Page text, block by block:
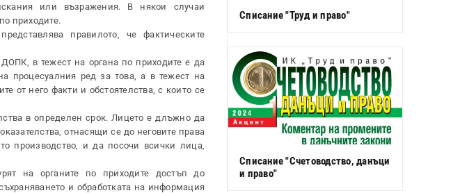
или възражения. В някои случаи
приходите.
правилото, че фактическите
в тежест на органа по приходите е да
процесуалния ред за това, а в тежест на
от него факти и обстоятелства, с които се
в определен срок. Лицето е длъжно да
отнасящи се до неговите права
производство, и да посочи всички лица,
на органите по приходите достъп до
и обработката на информация
Списание "Труд и право"
Списание "Счетоводство, данъци
и право"